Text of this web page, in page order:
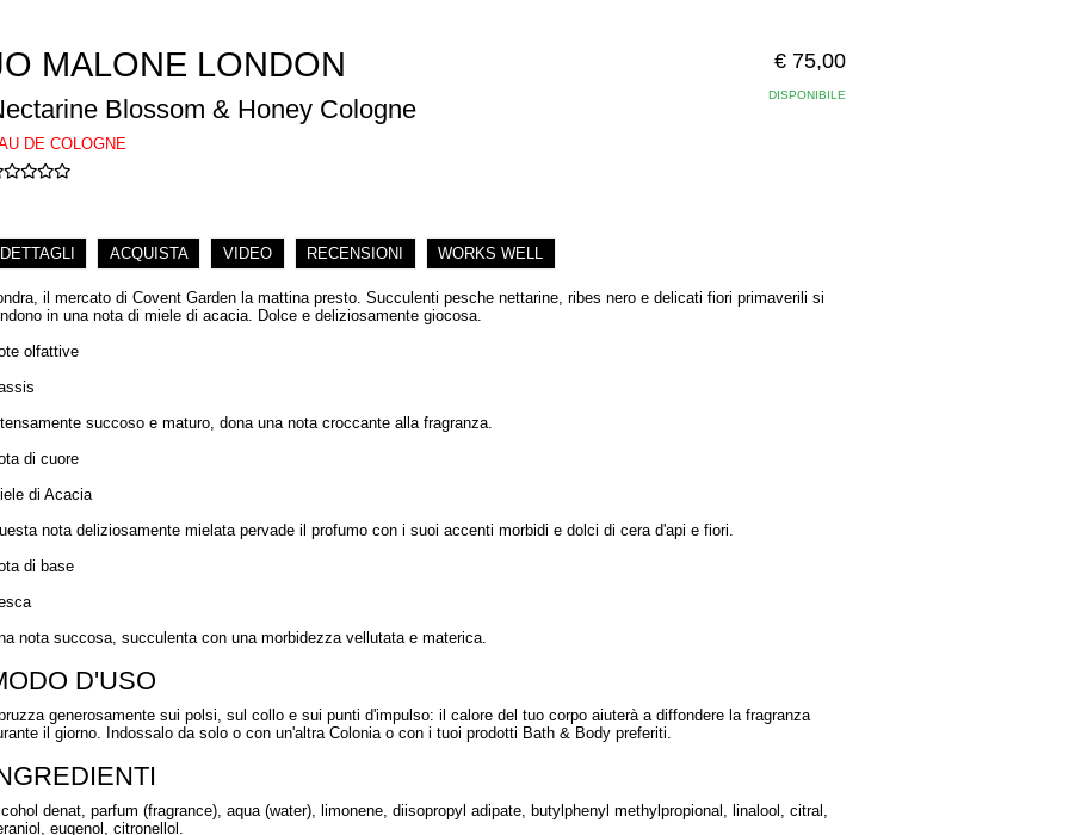
MALONE LONDON
Blossom & Honey Cologne
DE COLOGNE
€ 75,00
DISPONIBILE
DETTAGLI ACQUISTA VIDEO RECENSIONI WORKS WELL
il mercato di Covent Garden la mattina presto. Succulenti pesche nettarine, ribes nero e delicati fiori primaverili si
in una nota di miele di acacia. Dolce e deliziosamente giocosa.
olfattive
succoso e maturo, dona una nota croccante alla fragranza.
di cuore
di Acacia
nota deliziosamente mielata pervade il profumo con i suoi accenti morbidi e dolci di cera d'api e fiori.
di base
nota succosa, succulenta con una morbidezza vellutata e materica.
D'USO
generosamente sui polsi, sul collo e sui punti d'impulso: il calore del tuo corpo aiuterà a diffondere la fragranza
il giorno. Indossalo da solo o con un'altra Colonia o con i tuoi prodotti Bath & Body preferiti.
denat, parfum (fragrance), aqua (water), limonene, diisopropyl adipate, butylphenyl methylpropional, linalool, citral,
eugenol, citronellol.